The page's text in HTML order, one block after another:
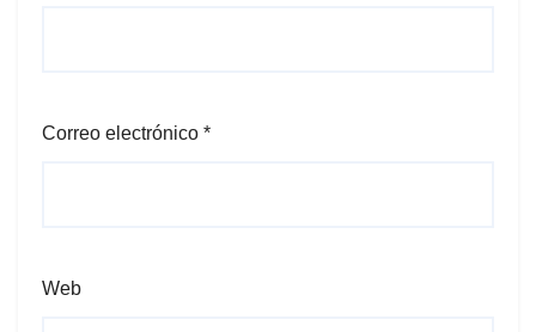
Correo electrónico *
Web